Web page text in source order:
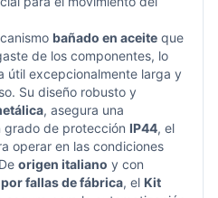
bañado en aceite que
de los componentes, lo
útil excepcionalmente larga y
Su diseño robusto y
, asegura una
grado de protección IP44, el
operar en las condiciones
origen italiano y con
fallas de fábrica, el Kit